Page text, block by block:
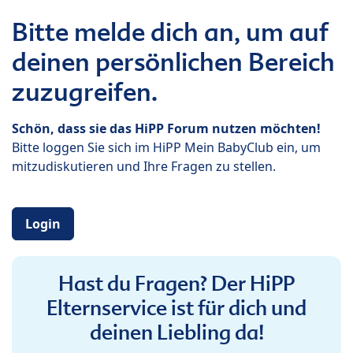
Bitte melde dich an, um auf
deinen persönlichen Bereich
zuzugreifen.
Schön, dass sie das HiPP Forum nutzen möchten!
Bitte loggen Sie sich im HiPP Mein BabyClub ein, um
mitzudiskutieren und Ihre Fragen zu stellen.
Login
Hast du Fragen? Der HiPP
Elternservice ist für dich und
deinen Liebling da!